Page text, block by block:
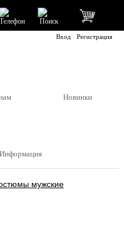
Вход Регистрация
Новинки
Информация
мужские